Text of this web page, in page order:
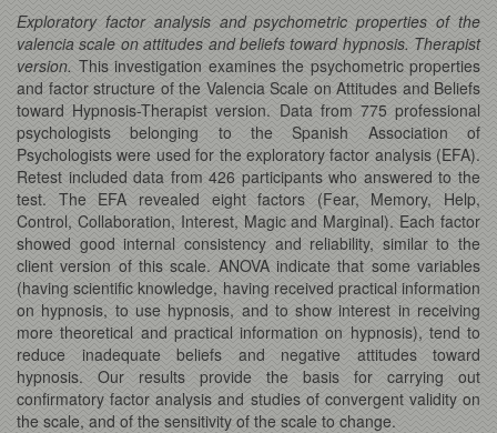
Exploratory factor analysis and psychometric properties of the
valencia scale on attitudes and beliefs toward hypnosis. Therapist
version. This investigation examines the psychometric properties
and factor structure of the Valencia Scale on Attitudes and Beliefs
toward Hypnosis-Therapist version. Data from 775 professional
psychologists belonging to the Spanish Association of
Psychologists were used for the exploratory factor analysis (EFA).
Retest included data from 426 participants who answered to the
test. The EFA revealed eight factors (Fear, Memory, Help,
Control, Collaboration, Interest, Magic and Marginal). Each factor
showed good internal consistency and reliability, similar to the
client version of this scale. ANOVA indicate that some variables
(having scientific knowledge, having received practical information
on hypnosis, to use hypnosis, and to show interest in receiving
more theoretical and practical information on hypnosis), tend to
reduce inadequate beliefs and negative attitudes toward
hypnosis. Our results provide the basis for carrying out
confirmatory factor analysis and studies of convergent validity on
the scale, and of the sensitivity of the scale to change.